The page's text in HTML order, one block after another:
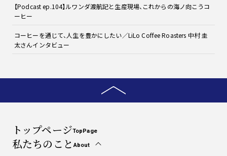
【Podcast ep.104】ルワンダ渡航記と生産現場、これからの海ノ向こうコ
ーヒー
コーヒーを通じて、人生を豊かにしたい／LiLo Coffee Roasters 中村 圭
太さんインタビュー
トップページTopPage
私たちのことAbout